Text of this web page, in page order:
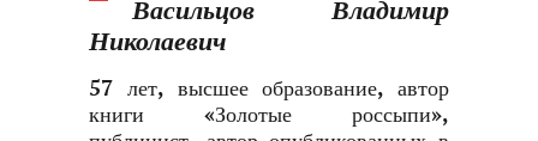
Васильцов Владимир
Николаевич
57 лет, высшее образование, автор
книги «Золотые россыпи»,